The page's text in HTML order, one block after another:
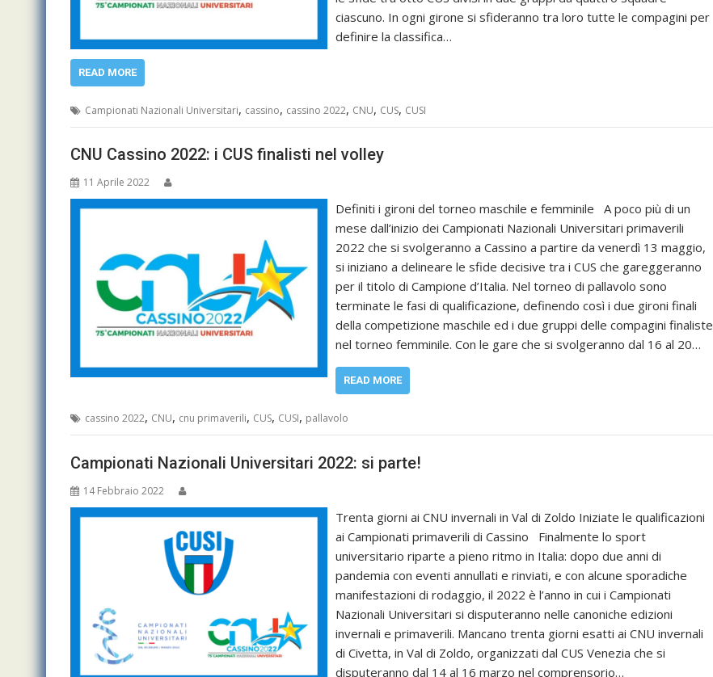
ciascuno. In ogni girone si sfideranno tra loro tutte le compagini per
definire la classifica…
READ MORE
Campionati Nazionali Universitari, cassino, cassino 2022, CNU, CUS, CUSI
CNU Cassino 2022: i CUS finalisti nel volley
11 Aprile 2022
Definiti i gironi del torneo maschile e femminile A poco più di un
mese dall’inizio dei Campionati Nazionali Universitari primaverili
2022 che si svolgeranno a Cassino a partire da venerdì 13 maggio,
si iniziano a delineare le sfide decisive tra i CUS che gareggeranno
per il titolo di Campione d’Italia. Nel torneo di pallavolo sono
terminate le fasi di qualificazione, definendo così i due gironi finali
della competizione maschile ed i due gruppi delle compagini finaliste
nel torneo femminile. Con le gare che si svolgeranno dal 16 al 20…
READ MORE
cassino 2022, CNU, cnu primaverili, CUS, CUSI, pallavolo
Campionati Nazionali Universitari 2022: si parte!
14 Febbraio 2022
Trenta giorni ai CNU invernali in Val di Zoldo Iniziate le qualificazioni
ai Campionati primaverili di Cassino Finalmente lo sport
universitario riparte a pieno ritmo in Italia: dopo due anni di
pandemia con eventi annullati e rinviati, e con alcune sporadiche
manifestazioni di rodaggio, il 2022 è l’anno in cui i Campionati
Nazionali Universitari si disputeranno nelle canoniche edizioni
invernali e primaverili. Mancano trenta giorni esatti ai CNU invernali
di Civetta, in Val di Zoldo, organizzati dal CUS Venezia che si
disputeranno dal 14 al 16 marzo nel comprensorio…